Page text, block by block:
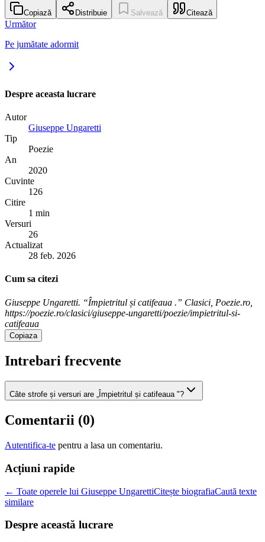
Copiază Distribuie Salvează Citează
Următor
Pe jumătate adormit
Despre aceasta lucrare
Autor
Giuseppe Ungaretti
Tip
Poezie
An
2020
Cuvinte
126
Citire
1 min
Versuri
26
Actualizat
28 feb. 2026
Cum sa citezi
Giuseppe Ungaretti. “Împietritul și catifeaua .” Clasici, Poezie.ro,
https://poezie.ro/clasici/giuseppe-ungaretti/poezie/impietritul-si-
catifeaua
Copiaza
Intrebari frecvente
Câte strofe și versuri are „Împietritul și catifeaua "?
Comentarii (0)
Autentifica-te pentru a lasa un comentariu.
Acțiuni rapide
← Toate operele lui Giuseppe UngarettiCitește biografiaCaută texte
similare
Despre această lucrare